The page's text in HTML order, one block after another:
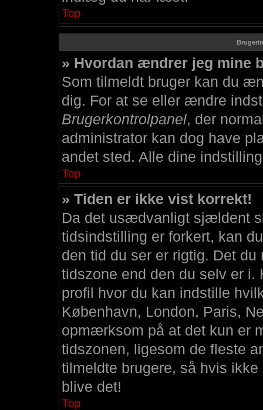
Top
» Hvordan ændrer jeg mine
Som tilmeldt bruger kan du
dig. For at se eller ændre
Brugerkontrolpanel, der
administrator kan dog have
andet sted. Alle dine
Top
» Tiden er ikke vist korrekt!
Da det usædvanligt sjældent
tidsindstilling er forkert, kan
den tid du ser er rigtig. Det
tidszone end den du selv er
profil hvor du kan indstille
København, London, Paris,
opmærksom på at det kun er
tidszonen, ligesom de fleste
tilmeldte brugere, så hvis
blive det!
Top